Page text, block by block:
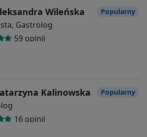
Wileńska
Gastrolog
59 opinii
Popularny
Kalinowska
16 opinii
Popularny